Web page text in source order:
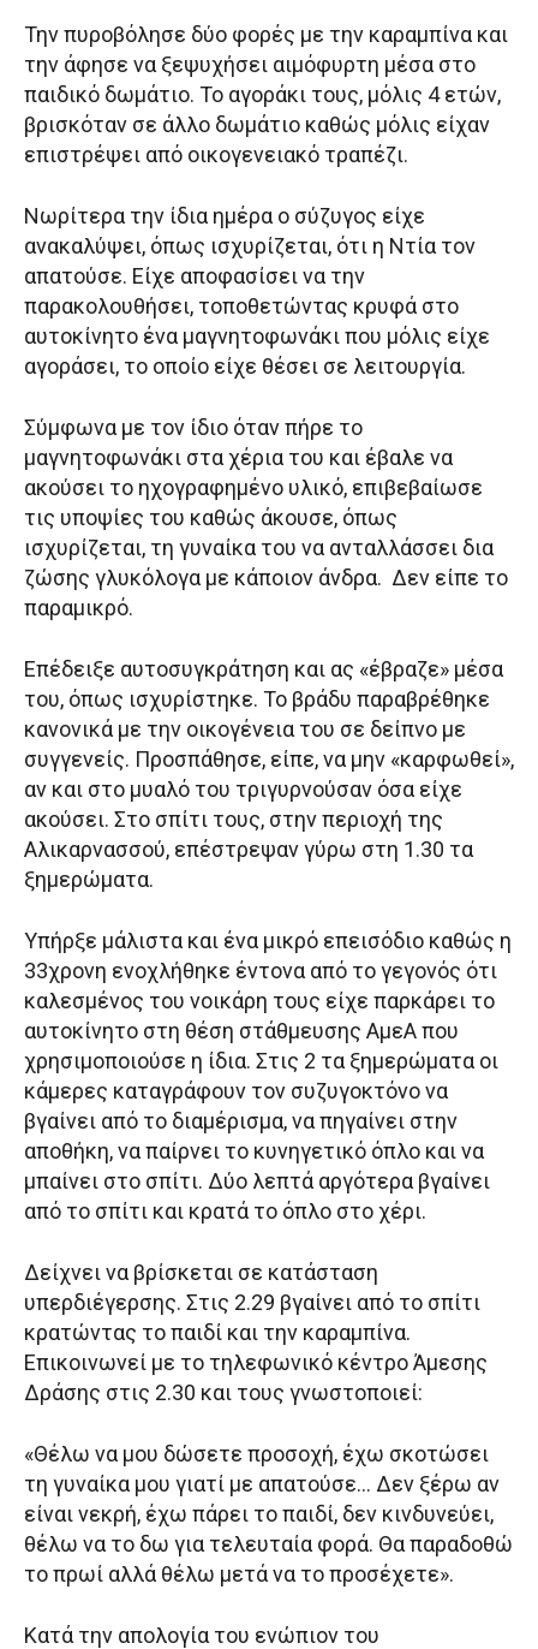
Την πυροβόλησε δύο φορές με την καραμπίνα και
την άφησε να ξεψυχήσει αιμόφυρτη μέσα στο
παιδικό δωμάτιο. Το αγοράκι τους, μόλις 4 ετών,
βρισκόταν σε άλλο δωμάτιο καθώς μόλις είχαν
επιστρέψει από οικογενειακό τραπέζι.
Νωρίτερα την ίδια ημέρα ο σύζυγος είχε
ανακαλύψει, όπως ισχυρίζεται, ότι η Ντία τον
απατούσε. Είχε αποφασίσει να την
παρακολουθήσει, τοποθετώντας κρυφά στο
αυτοκίνητο ένα μαγνητοφωνάκι που μόλις είχε
αγοράσει, το οποίο είχε θέσει σε λειτουργία.
Σύμφωνα με τον ίδιο όταν πήρε το
μαγνητοφωνάκι στα χέρια του και έβαλε να
ακούσει το ηχογραφημένο υλικό, επιβεβαίωσε
τις υποψίες του καθώς άκουσε, όπως
ισχυρίζεται, τη γυναίκα του να ανταλλάσσει δια
ζώσης γλυκόλογα με κάποιον άνδρα. Δεν είπε το
παραμικρό.
Επέδειξε αυτοσυγκράτηση και ας «έβραζε» μέσα
του, όπως ισχυρίστηκε. Το βράδυ παραβρέθηκε
κανονικά με την οικογένεια του σε δείπνο με
συγγενείς. Προσπάθησε, είπε, να μην «καρφωθεί»,
αν και στο μυαλό του τριγυρνούσαν όσα είχε
ακούσει. Στο σπίτι τους, στην περιοχή της
Αλικαρνασσού, επέστρεψαν γύρω στη 1.30 τα
ξημερώματα.
Υπήρξε μάλιστα και ένα μικρό επεισόδιο καθώς η
33χρονη ενοχλήθηκε έντονα από το γεγονός ότι
καλεσμένος του νοικάρη τους είχε παρκάρει το
αυτοκίνητο στη θέση στάθμευσης ΑμεΑ που
χρησιμοποιούσε η ίδια. Στις 2 τα ξημερώματα οι
κάμερες καταγράφουν τον συζυγοκτόνο να
βγαίνει από το διαμέρισμα, να πηγαίνει στην
αποθήκη, να παίρνει το κυνηγετικό όπλο και να
μπαίνει στο σπίτι. Δύο λεπτά αργότερα βγαίνει
από το σπίτι και κρατά το όπλο στο χέρι.
Δείχνει να βρίσκεται σε κατάσταση
υπερδιέγερσης. Στις 2.29 βγαίνει από το σπίτι
κρατώντας το παιδί και την καραμπίνα.
Επικοινωνεί με το τηλεφωνικό κέντρο Άμεσης
Δράσης στις 2.30 και τους γνωστοποιεί:
«Θέλω να μου δώσετε προσοχή, έχω σκοτώσει
τη γυναίκα μου γιατί με απατούσε… Δεν ξέρω αν
είναι νεκρή, έχω πάρει το παιδί, δεν κινδυνεύει,
θέλω να το δω για τελευταία φορά. Θα παραδοθώ
το πρωί αλλά θέλω μετά να το προσέχετε».
Κατά την απολογία του ενώπιον του